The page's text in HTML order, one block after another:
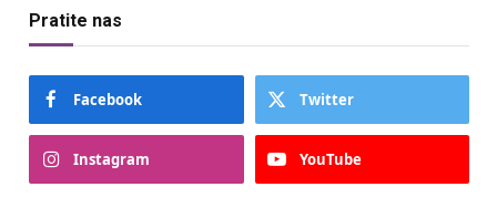
Pratite nas
Facebook Twitter
Instagram YouTube